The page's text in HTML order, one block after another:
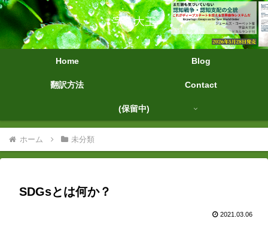
字幕大王
Home Blog
翻訳方法 Contact
(保留中)
ホーム 未分類
SDGsとは何か？
2021.03.06